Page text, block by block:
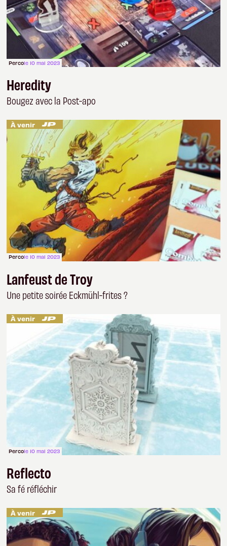
Percole 10 mai 2023
Heredity
Bougez avec la Post-apo
À venir
Percole 10 mai 2023
Lanfeust de Troy
Une petite soirée Eckmühl-frites ?
À venir
Percole 10 mai 2023
Reflecto
Sa fé réfléchir
À venir